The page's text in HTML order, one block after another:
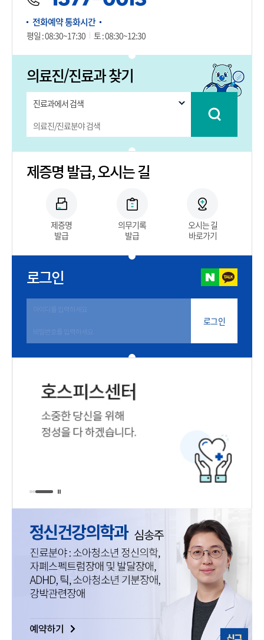
전화예약 통화시간
평일 : 08:30~17:30 토 : 08:30~12:30
의료진/진료과 찾기
제증명 발급, 오시는 길
제증명
발급
의무기록
발급
오시는 길
바로가기
로그인